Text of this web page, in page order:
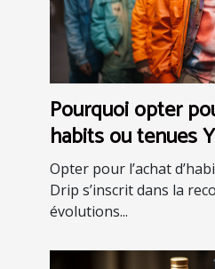
Pourquoi opter
habits ou tenues
Opter pour l’achat
Drip s’inscrit dans la
évolutions...